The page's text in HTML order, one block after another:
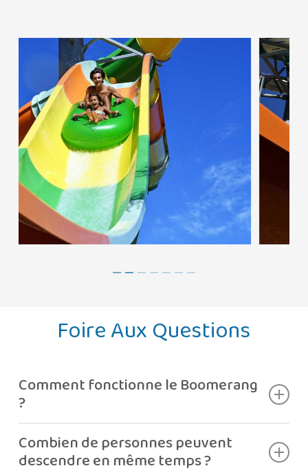
Foire Aux Questions
Comment fonctionne le Boomerang
?
sur un grand mur avant le retour.
Combien de personnes peuvent
descendre en même temps ?